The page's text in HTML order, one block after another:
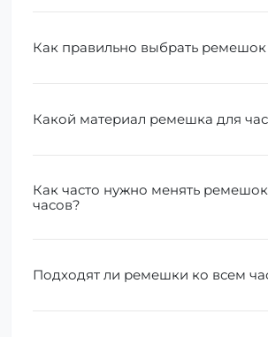
Как правильно выбрать ремешок
Какой материал ремешка для
Как часто нужно менять
часов?
Подходят ли ремешки ко всем